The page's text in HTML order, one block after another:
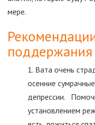
мере.
Вата очень
осенние
депрессии.
установлением